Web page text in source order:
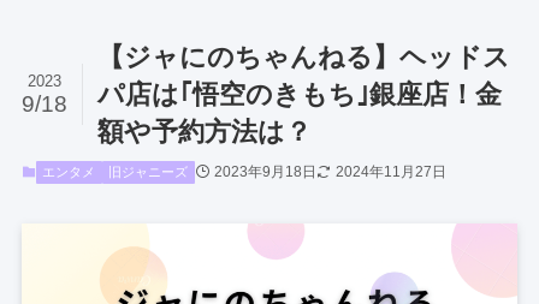
【ジャにのちゃんねる】ヘッドス
パ店は｢悟空のきもち｣銀座店！金
額や予約方法は？
2023
9/18
エンタメ 旧ジャニーズ 2023年9月18日 2024年11月27日